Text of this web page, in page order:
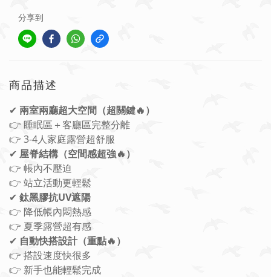
分享到
商品描述
✔ 兩室兩廳超大空間（超關鍵🔥）
👉 睡眠區＋客廳區完整分離
👉 3-4人家庭露營超舒服
✔ 屋脊結構（空間感超強🔥）
👉 帳內不壓迫
👉 站立活動更輕鬆
✔ 鈦黑膠抗UV遮陽
👉 降低帳內悶熱感
👉 夏季露營超有感
✔ 自動快搭設計（重點🔥）
👉 搭設速度快很多
👉 新手也能輕鬆完成